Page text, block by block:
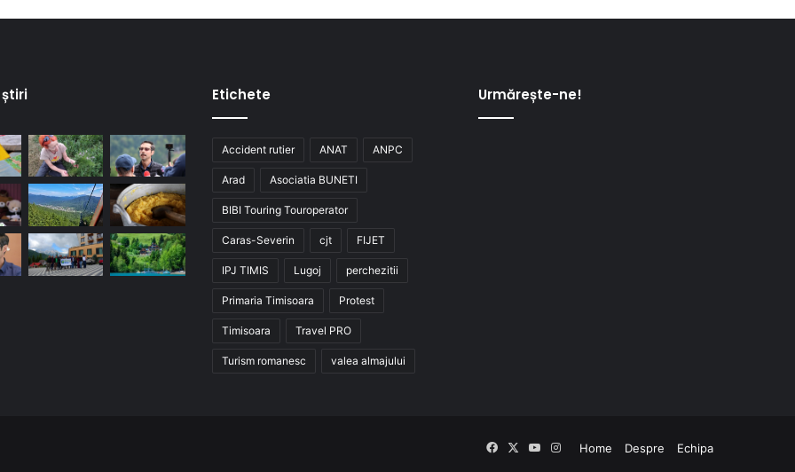
Etichete
Accident rutier ANAT ANPC
Arad Asociatia BUNETI
BIBI Touring Touroperator
Caras-Severin cjt FIJET
IPJ TIMIS Lugoj perchezitii
Primaria Timisoara Protest
Timisoara Travel PRO
Turism romanesc valea almajului
Urmărește-ne!
Home Despre Echipa
FacebookYouTube
Instagram